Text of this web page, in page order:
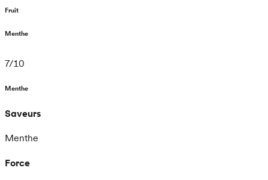
Fruit
Menthe
7/10
Menthe
Saveurs
Menthe
Force